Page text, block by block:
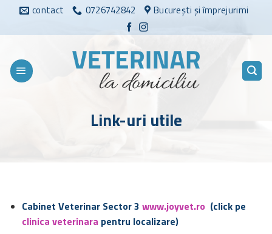
conținut
contact 0726742842 București și împrejurimi
Link-uri utile
Cabinet Veterinar Sector 3 www.joyvet.ro (click pe
clinica veterinara pentru localizare)